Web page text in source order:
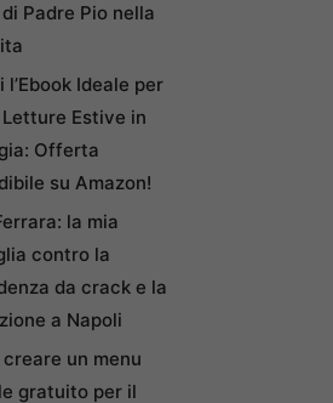
Padre Pio nella
l’Ebook Ideale per
Estive in
Offerta
su Amazon!
la mia
contro la
da crack e la
a Napoli
creare un menu
gratuito per il